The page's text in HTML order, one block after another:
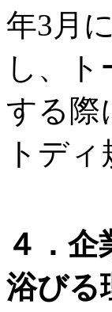
年3月
し、
する際
トデ
４．
浴び